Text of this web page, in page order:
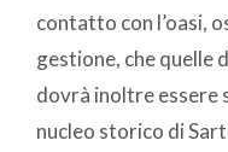
contatto con l’oasi,
gestione, che quelle
dovrà inoltre essere
nucleo storico di